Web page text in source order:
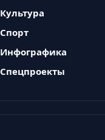
Культура
Спорт
Инфографика
Спецпроекты